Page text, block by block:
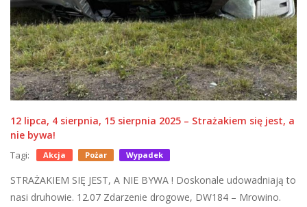
12 lipca, 4 sierpnia, 15 sierpnia 2025 – Strażakiem się jest, a
nie bywa!
Tagi: Akcja Pożar Wypadek
STRAŻAKIEM SIĘ JEST, A NIE BYWA ! Doskonale udowadniają to
nasi druhowie. 12.07 Zdarzenie drogowe, DW184 – Mrowino.